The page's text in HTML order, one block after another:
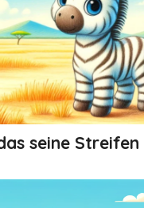
seine